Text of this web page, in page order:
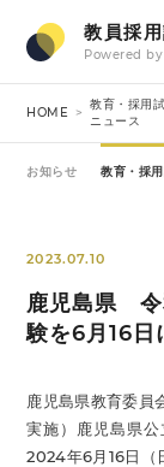
教員採
Powered by
HOME
教育・採用
ニュース
お知らせ 教育・採
2023.07.10
鹿児島県 令
験を6月16日
鹿児島県教育委員
実施）鹿児島県
2024年6月16日（